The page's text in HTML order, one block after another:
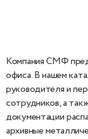
Компания СМФ
офиса. В нашем
руководителя и
сотрудников, а
документации
архивные